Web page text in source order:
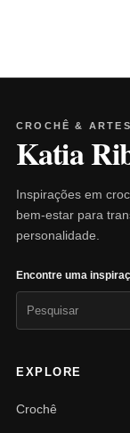
CROCHÊ & ARTES
Katia
Inspirações em
bem-estar para
personalidade.
Encontre uma
EXPLORE
Crochê